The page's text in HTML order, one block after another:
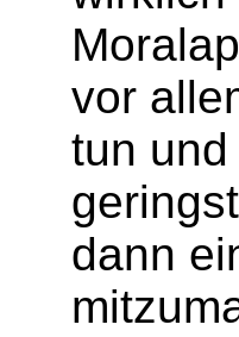
vor
tun
dann